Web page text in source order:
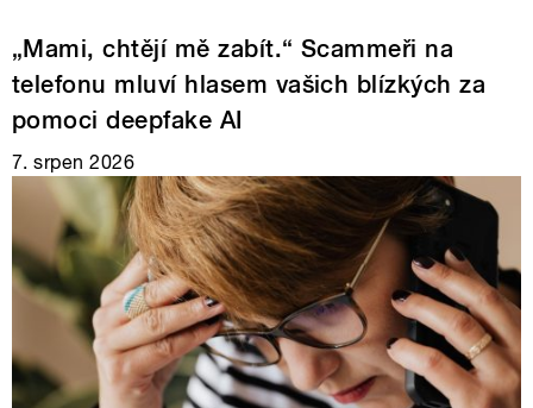
„Mami, chtějí mě zabít.“ Scammeři na
telefonu mluví hlasem vašich blízkých za
pomoci deepfake AI
7. srpen 2026